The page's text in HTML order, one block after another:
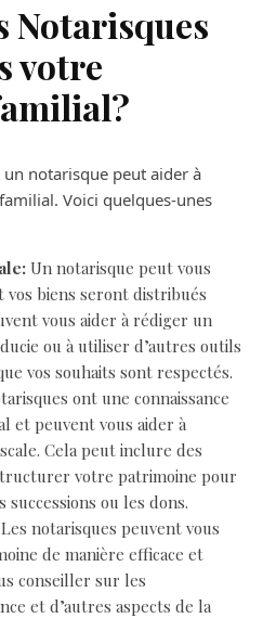
Notarisques
votre
notarisque peut aider à
Voici quelques-unes
Un notarisque peut vous
biens seront distribués
vous aider à rédiger un
ou à utiliser d’autres outils
vos souhaits sont respectés.
ont une connaissance
et peuvent vous aider à
Cela peut inclure des
votre patrimoine pour
ou les dons.
Les notarisques peuvent vous
de manière efficace et
conseiller sur les
et d’autres aspects de la